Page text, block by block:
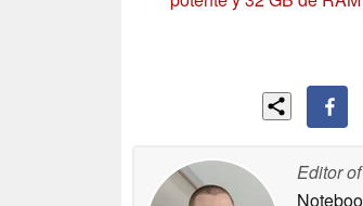
Editor